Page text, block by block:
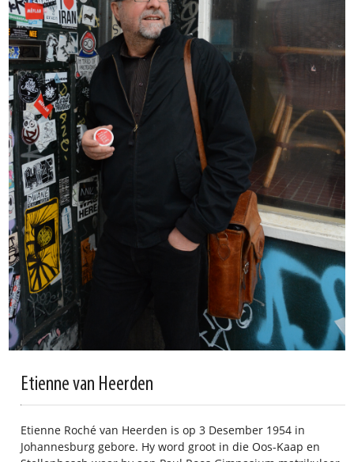
Etienne van Heerden
Etienne Roché van Heerden is op 3 Desember 1954 in
Johannesburg gebore. Hy word groot in die Oos-Kaap en